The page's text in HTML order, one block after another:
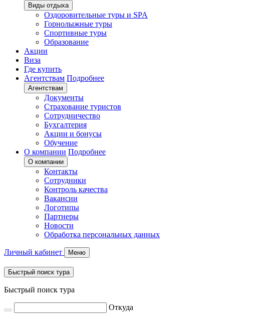
Виды отдыха
Оздоровительные туры и SPA
Горнолыжные туры
Спортивные туры
Образование
Акции
Виза
Где купить
Агентствам Подробнее
Агентствам
Документы
Страхование туристов
Сотрудничество
Бухгалтерия
Акции и бонусы
Обучение
О компании Подробнее
О компании
Контакты
Сотрудники
Контроль качества
Вакансии
Логотипы
Партнеры
Новости
Обработка персональных данных
Личный кабинет Меню
Быстрый поиск тура
Быстрый поиск тура
Откуда